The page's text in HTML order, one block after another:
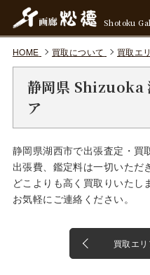
Shotoku
HOME 買取について 買取エ
静岡県 Shizuoka
ア
静岡県湖西市で出張査定・買
出張費、鑑定料は一切いただ
どこよりも高く買取りいたし
お気軽にご連絡ください。
買取エ